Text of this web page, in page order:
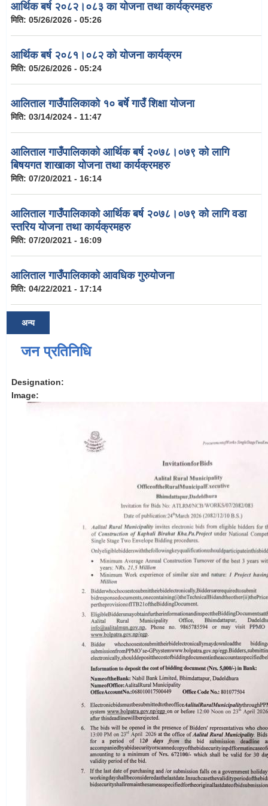
आर्थिक बर्ष २०८२।०८३ का योजना तथा कार्यक्रमहरु
मिति: 05/26/2026 - 05:26
आर्थिक बर्ष २०८१।०८२ को योजना कार्यक्रम
मिति: 05/26/2026 - 05:24
आलिताल गाउँपालिकाको १० बर्षे गाउँ शिक्षा योजना
मिति: 03/14/2024 - 11:47
आलिताल गाउँपालिकाको आर्थिक बर्ष २०७८।०७९ को लागि
बिषयगत शाखाका योजना तथा कार्यक्रमहरु
मिति: 07/20/2021 - 16:14
आलिताल गाउँपालिकाको आर्थिक बर्ष २०७८।०७९ को लागि वडा
स्तरिय योजना तथा कार्यक्रमहरु
मिति: 07/20/2021 - 16:09
आलिताल गाउँपालिकाको आवधिक गुरुयोजना
मिति: 04/22/2021 - 17:14
अन्य
जन प्रतिनिधि
Designation:
Image: